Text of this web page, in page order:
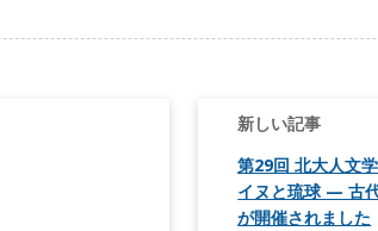
第29回 北大人文
イヌと琉球 — 古
が開催されました